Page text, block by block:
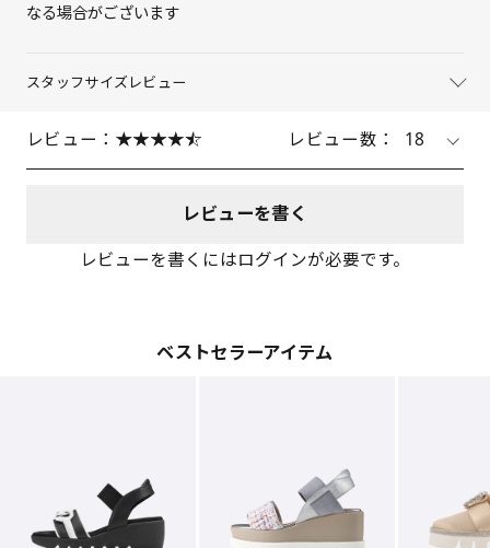
なる場合がございます
スタッフサイズレビュー
レビュー： レビュー数： 18
レビューを書く
レビューを書くにはログインが必要です。
ベストセラーアイテム